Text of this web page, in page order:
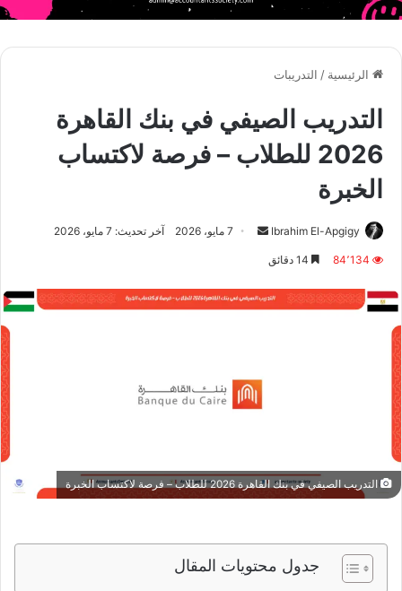
الرئيسية / التدريبات
التدريب الصيفي في بنك القاهرة
2026 للطلاب – فرصة لاكتساب
الخبرة
Ibrahim El-Apgigy
أرسل 7 مايو، 2026 آخر تحديث: 7 مايو، 2026
84٬134
التدريب الصيفي في بنك القاهرة 2026 للطلاب – فرصة لاكتساب الخبرة
جدول محتويات المقال